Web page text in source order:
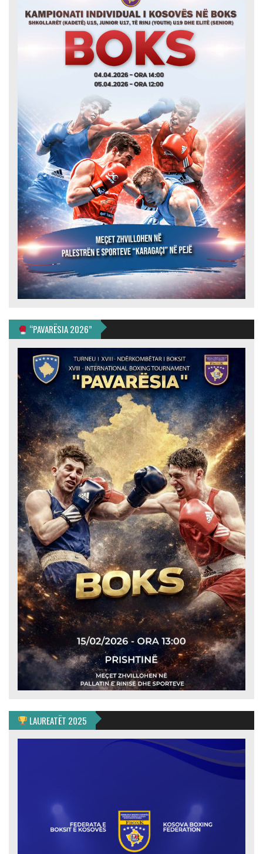
“PAVARËSIA 2026”
LAUREATËT 2025